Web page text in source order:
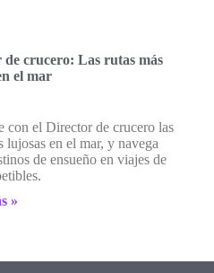
crucero: Las rutas más
el mar
con el Director de crucero las
lujosas en el mar, y navega
de ensueño en viajes de
»